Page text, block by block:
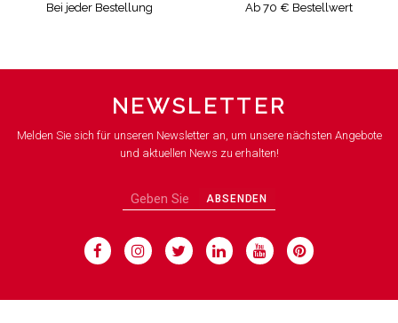
Bei jeder Bestellung Ab 70 € Bestellwert
NEWSLETTER
Melden Sie sich für unseren Newsletter an, um unsere nächsten Angebote
und aktuellen News zu erhalten!
ABSENDEN